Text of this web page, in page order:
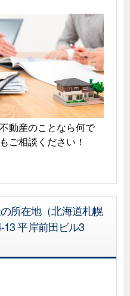
不動産のことなら何で
もご相談ください！
所在地（北海道札幌
平岸前田ビル3